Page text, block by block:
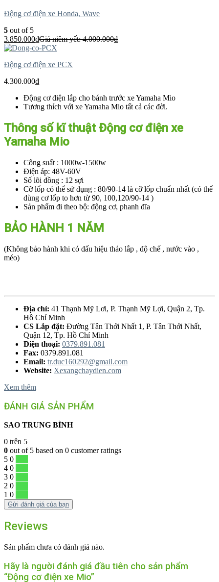
Động cơ điện xe Honda, Wave
5 out of 5
3.850.000₫Giá niêm yết:4.000.000₫
Động cơ điện xe PCX
4.300.000₫
Động cơ điện lắp cho bánh trước xe Yamaha Mio
Tương thích với xe Yamaha Mio tất cả các đời.
Thông số kĩ thuật Động cơ điện xe
Yamaha Mio
Công suất : 1000w-1500w
Điện áp: 48V-60V
Số lõi đồng : 12 sợi
Cỡ lốp có thể sử dụng : 80/90-14 là cỡ lốp chuẩn nhất (có thể
dùng cơ lốp to hơn từ 90, 100,120/90-14 )
Sản phẩm đi theo bộ: động cơ, phanh đĩa
BẢO HÀNH 1 NĂM
(Không bảo hành khi có dấu hiệu tháo lắp , độ chế , nước vào ,
méo)
Địa chỉ: 41 Thạnh Mỹ Lơi, P. Thạnh Mỹ Lợi, Quận 2, Tp.
Hồ Chí Minh
CS Lắp đặt: Đường Tân Thới Nhất 1, P. Tân Thới Nhất,
Quận 12, Tp. Hồ Chí Minh
Điện thoại: 0379.891.081
Fax: 0379.891.081
Email: tr.duc160292@gmail.com
Website: Xexangchaydien.com
Xem thêm
ĐÁNH GIÁ SẢN PHẨM
SAO TRUNG BÌNH
0 trên 5
0 out of 5 based on 0 customer ratings
5 0
4 0
3 0
2 0
1 0
Gửi đánh giá của bạn
Reviews
Sản phẩm chưa có đánh giá nào.
Hãy là người đánh giá đầu tiên cho sản phẩm
“Động cơ điện xe Mio”